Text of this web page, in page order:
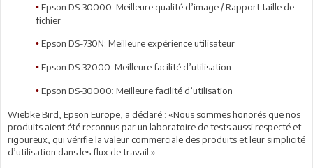
• Epson DS-30000: Meilleure qualité d’image / Rapport taille de
fichier
• Epson DS-730N: Meilleure expérience utilisateur
• Epson DS-32000: Meilleure facilité d’utilisation
• Epson DS-30000: Meilleure facilité d’utilisation
Wiebke Bird, Epson Europe, a déclaré : «Nous sommes honorés que nos
produits aient été reconnus par un laboratoire de tests aussi respecté et
rigoureux, qui vérifie la valeur commerciale des produits et leur simplicité
d’utilisation dans les flux de travail.»